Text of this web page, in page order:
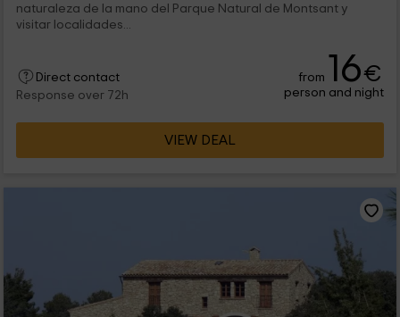
naturaleza de la mano del Parque Natural de Montsant y
visitar localidades...
Direct contact
Response over 72h
from 16€
person and night
VIEW DEAL